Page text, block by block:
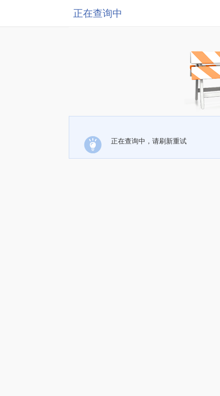
正在查询中
正在查询中，请刷新重试